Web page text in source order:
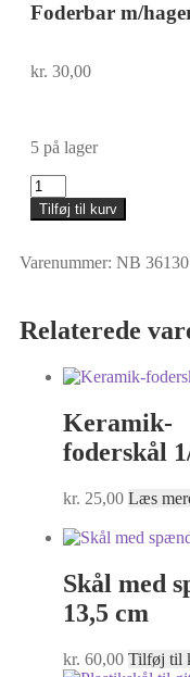
Foderbar m/
kr. 30,00
5 på lager
Tilføj til kurv
Varenummer: NB 36130
Relaterede
Keramik-
foderskål
kr. 25,00 Læs
Skål med
13,5 cm
kr. 60,00 Tilføj til